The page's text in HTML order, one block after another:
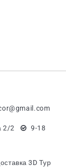
2/2 9-18
3D Тур